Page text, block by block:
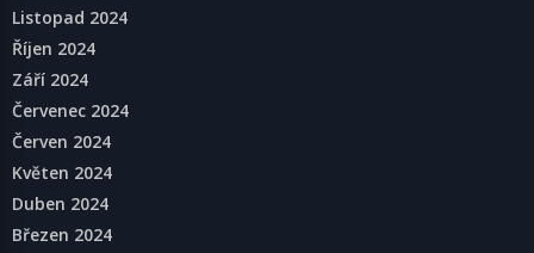
Listopad 2024
Říjen 2024
Září 2024
Červenec 2024
Červen 2024
Květen 2024
Duben 2024
Březen 2024